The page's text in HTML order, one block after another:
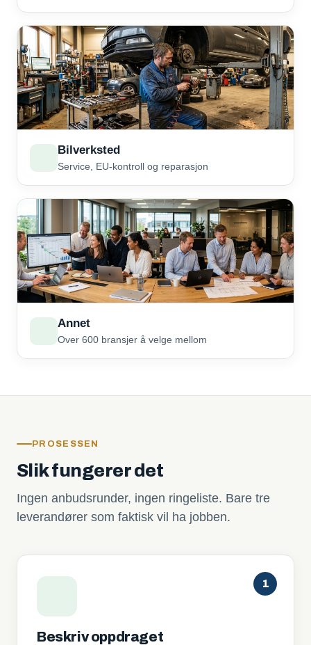
Bilverksted
Service, EU-kontroll og reparasjon
Annet
Over 600 bransjer å velge mellom
PROSESSEN
Slik fungerer det
Ingen anbudsrunder, ingen ringeliste. Bare tre
leverandører som faktisk vil ha jobben.
1
Beskriv oppdraget